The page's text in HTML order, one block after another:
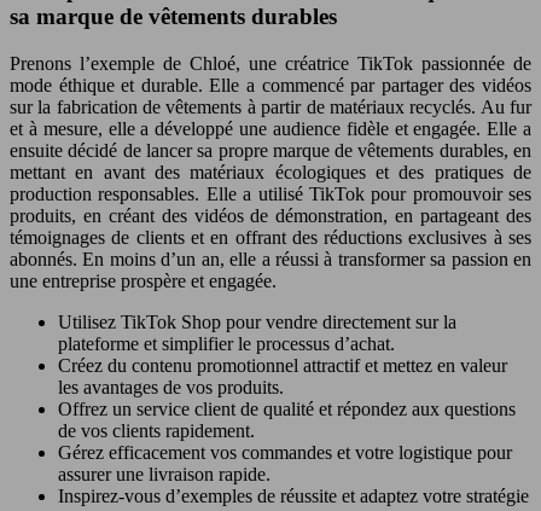
sa marque de vêtements durables
Prenons l’exemple de Chloé, une créatrice TikTok passionnée de
mode éthique et durable. Elle a commencé par partager des vidéos
sur la fabrication de vêtements à partir de matériaux recyclés. Au fur
et à mesure, elle a développé une audience fidèle et engagée. Elle a
ensuite décidé de lancer sa propre marque de vêtements durables, en
mettant en avant des matériaux écologiques et des pratiques de
production responsables. Elle a utilisé TikTok pour promouvoir ses
produits, en créant des vidéos de démonstration, en partageant des
témoignages de clients et en offrant des réductions exclusives à ses
abonnés. En moins d’un an, elle a réussi à transformer sa passion en
une entreprise prospère et engagée.
Utilisez TikTok Shop pour vendre directement sur la
plateforme et simplifier le processus d’achat.
Créez du contenu promotionnel attractif et mettez en valeur
les avantages de vos produits.
Offrez un service client de qualité et répondez aux questions
de vos clients rapidement.
Gérez efficacement vos commandes et votre logistique pour
assurer une livraison rapide.
Inspirez-vous d’exemples de réussite et adaptez votre stratégie